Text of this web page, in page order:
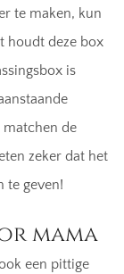
te maken, kun
houdt deze box
is
matchen de
zeker dat het
te geven!
mama
een pittige